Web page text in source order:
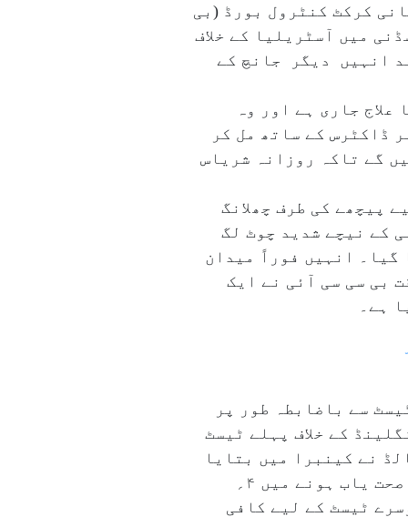
کرکٹ کنٹرول بورڈ (بی
بیان میں کہا کہ ’’شریاس ایّرکو ۲۵؍اکتوبر کو سڈنی میں آسٹریلیا کے خلاف
انہیں دیگر جانچ کے
جاری ہے اور وہ
ڈاکٹرس کے ساتھ مل کر
گے تاکہ روزانہ شریاس
پیچھے کی طرف چھلانگ
کے نیچے شدید چوٹ لگ
گیا۔ انہیں فوراً میدان
بی سی سی آئی نے ایک
ہے۔
سے باضابطہ طور پر
۲۱؍ نومبر سے شروع ہورہے انگلینڈ کے خلاف پہلے ٹیسٹ
نے کینبرا میں بتایا
کہ ’’ہمارے پاس اب وقت ختم ہو گیا ہے۔ تقریباً ایک ہفتہ قبل ہی ہم نے کہا تھا کہ انہیں صحت یاب ہونے میں ۴؍
ٹیسٹ کے لیے کافی